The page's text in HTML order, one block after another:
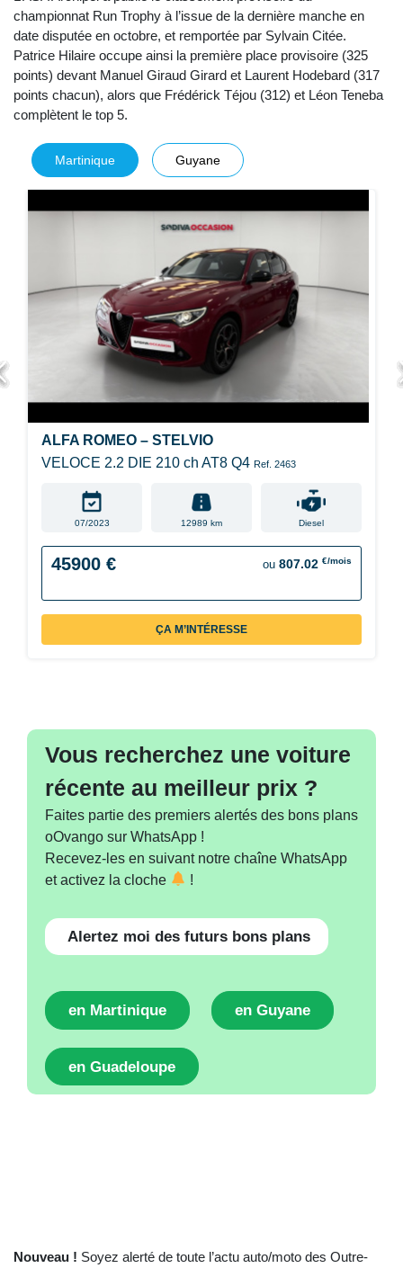
championnat Run Trophy à l’issue de la dernière manche en
date disputée en octobre, et remportée par Sylvain Citée.
Patrice Hilaire occupe ainsi la première place provisoire (325
points) devant Manuel Giraud Girard et Laurent Hodebard (317
points chacun), alors que Frédérick Téjou (312) et Léon Teneba
complètent le top 5.
Martinique Guyane
ALFA ROMEO – STELVIO
VELOCE 2.2 DIE 210 ch AT8 Q4 Ref. 2463
07/2023 12989 km Diesel
45900 € ou 807.02 €/mois
ÇA M’INTÉRESSE
Vous recherchez une voiture
récente au meilleur prix ?
Faites partie des premiers alertés des bons plans
oOvango sur WhatsApp !
Recevez-les en suivant notre chaîne WhatsApp
et activez la cloche
!
Alertez moi des futurs bons plans
en Martinique en Guyane
en Guadeloupe
Nouveau ! Soyez alerté de toute l’actu auto/moto des Outre-